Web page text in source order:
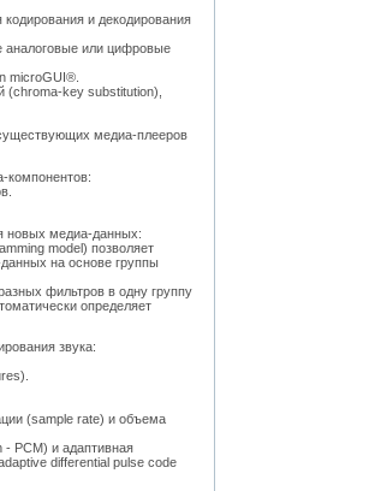
и декодирования
аналоговые или цифровые
microGUI®.
(chroma-key substitution),
медиа-плееров
компонентов:
новых медиа-данных:
model) позволяет
на основе группы
фильтров в одну группу
определяет
звука:
(sample rate) и объема
- PCM) и адаптивная
differential pulse code